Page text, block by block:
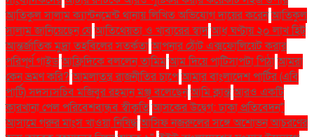
আতিকুল সালাম ক্যান্টনমেন্ট থানায় লিখিত অভিযোগ দায়ের করেনআতিকুল
সালাম জানিয়েছেন যেআতিথেয়তা ও খাবারের স্বাদআধ ঘণ্টায় ২০ লাখ হিট
আন্তর্জাতিক মুদ্রা তহবিলের সতর্কতাআপনার ঠোঁট এক্সফোলিয়েট করার
পরিপূর্ণ গাইডআফ্রিদিকে বললেন তামিমআম দিয়ে পাটিসাপটা পিঠাআমরা
কেন ভ্রমণ করি? আমলাতন্ত্র রাজনীতির চাপেআমার বাংলাদেশ পার্টির (এবি
পার্টি) সদস্যসচিব মজিবুর রহমান মঞ্জু বলেছেনআমি ক্লান্তআরও একটি
কারখানা পেল পরিবেশবান্ধব স্বীকৃতিআসকের উদ্বেগ: ঢাকা প্রতিবেদন"
আসামে গরুর মাংস খাওয়া নিষিদ্ধআসিফ নজরুলের সঙ্গে অশোভন আচরণের